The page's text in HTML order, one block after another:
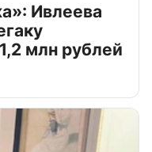
Ивлеева
млн рублей